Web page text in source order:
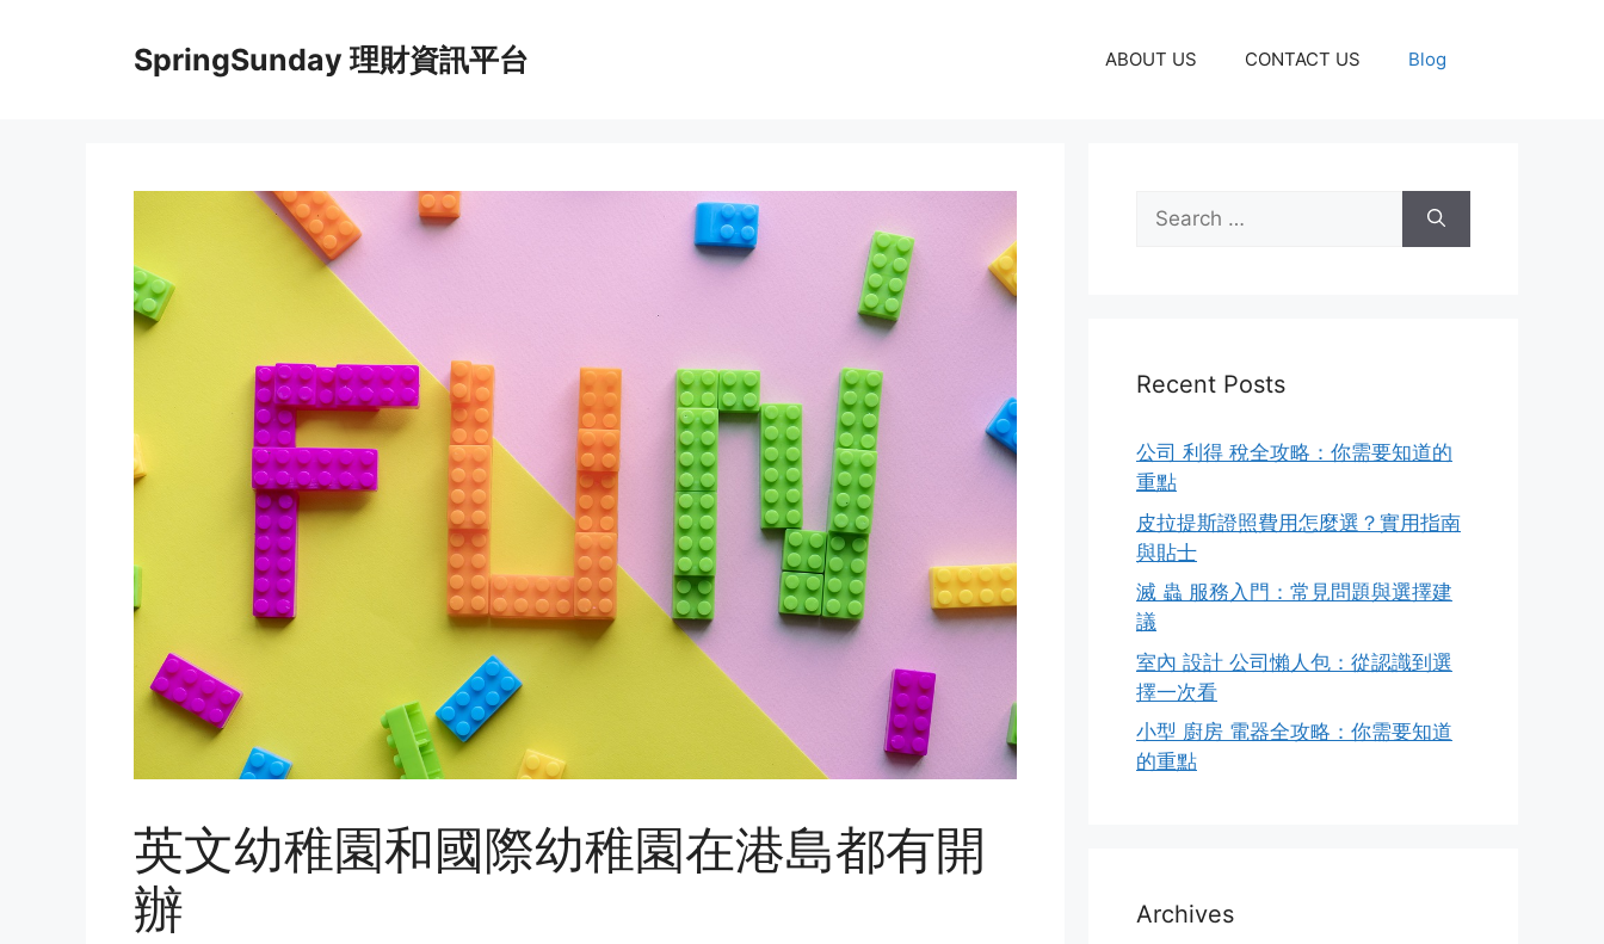
SpringSunday 理財資訊平台 ABOUT US CONTACT US Blog
英文幼稚園和國際幼稚園在港島都有開
辦
Search
for:
Recent Posts
公司 利得 稅全攻略：你需要知道的
重點
皮拉提斯證照費用怎麼選？實用指南
與貼士
滅 蟲 服務入門：常見問題與選擇建
議
室內 設計 公司懶人包：從認識到選
擇一次看
小型 廚房 電器全攻略：你需要知道
的重點
Archives